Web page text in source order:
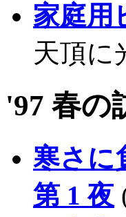
家庭用
天頂に
'97 春の
寒さに
第 1 夜